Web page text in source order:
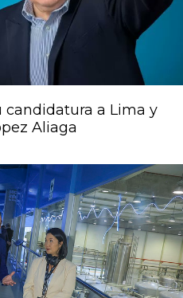
candidatura a Lima y
Aliaga